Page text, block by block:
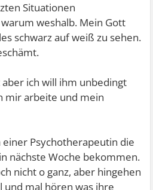
Situationen
weshalb. Mein Gott
schwarz auf weiß zu sehen.
ich will ihm unbedingt
mir arbeite und mein
einer Psychotherapeutin die
nächste Woche bekommen.
nicht o ganz, aber hingehen
und mal hören was ihre